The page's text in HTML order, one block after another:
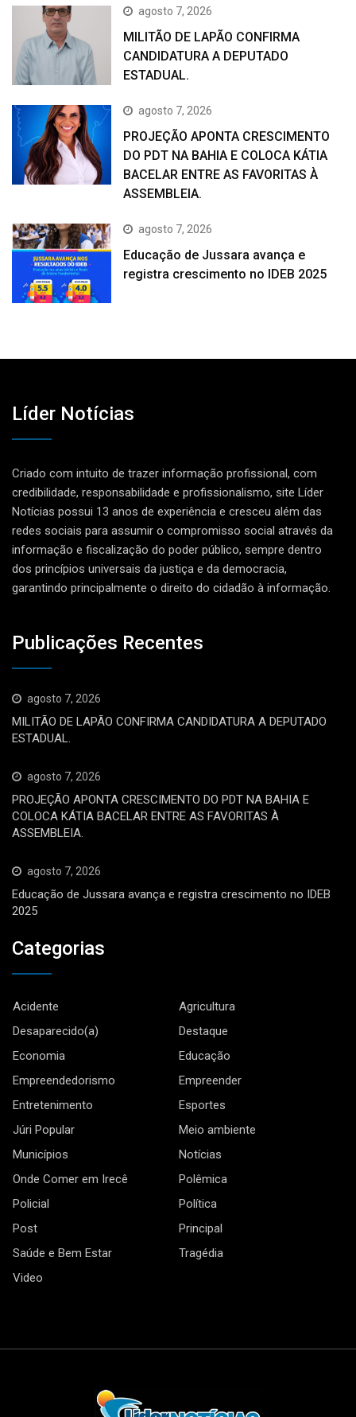
agosto 7, 2026
MILITÃO DE LAPÃO CONFIRMA
CANDIDATURA A DEPUTADO
ESTADUAL.
agosto 7, 2026
PROJEÇÃO APONTA CRESCIMENTO
DO PDT NA BAHIA E COLOCA KÁTIA
BACELAR ENTRE AS FAVORITAS À
ASSEMBLEIA.
agosto 7, 2026
Educação de Jussara avança e
registra crescimento no IDEB 2025
Líder Notícias
Criado com intuito de trazer informação profissional, com
credibilidade, responsabilidade e profissionalismo, site Líder
Notícias possui 13 anos de experiência e cresceu além das
redes sociais para assumir o compromisso social através da
informação e fiscalização do poder público, sempre dentro
dos princípios universais da justiça e da democracia,
garantindo principalmente o direito do cidadão à informação.
Publicações Recentes
agosto 7, 2026
MILITÃO DE LAPÃO CONFIRMA CANDIDATURA A DEPUTADO
ESTADUAL.
agosto 7, 2026
PROJEÇÃO APONTA CRESCIMENTO DO PDT NA BAHIA E
COLOCA KÁTIA BACELAR ENTRE AS FAVORITAS À
ASSEMBLEIA.
agosto 7, 2026
Educação de Jussara avança e registra crescimento no IDEB
2025
Categorias
Acidente
Agricultura
Desaparecido(a)
Destaque
Economia
Educação
Empreendedorismo
Empreender
Entretenimento
Esportes
Júri Popular
Meio ambiente
Municípios
Notícias
Onde Comer em Irecê
Polêmica
Policial
Política
Post
Principal
Saúde e Bem Estar
Tragédia
Video